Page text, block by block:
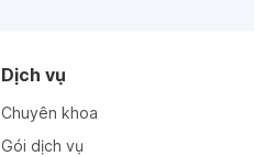
Dịch vụ
Chuyên khoa
Gói dịch vụ